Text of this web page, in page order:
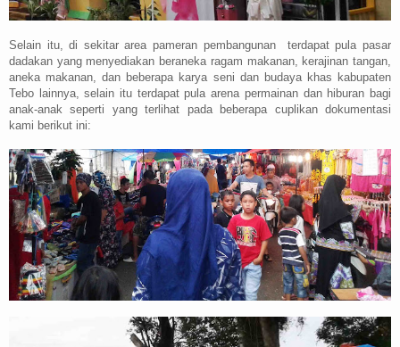
Selain itu, di sekitar area pameran pembangunan terdapat pula pasar
dadakan yang menyediakan beraneka ragam makanan, kerajinan tangan,
aneka makanan, dan beberapa karya seni dan budaya khas kabupaten
Tebo lainnya, selain itu terdapat pula arena permainan dan hiburan bagi
anak-anak seperti yang terlihat pada beberapa cuplikan dokumentasi
kami berikut ini: